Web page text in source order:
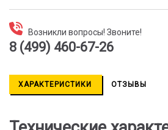
Возникли вопросы! Звоните!
8 (499) 460-67-26
ХАРАКТЕРИСТИКИ ОТЗЫВЫ